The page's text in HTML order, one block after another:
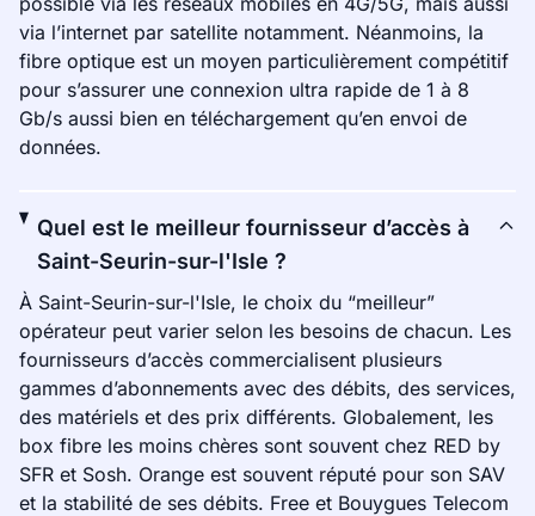
via l’internet par satellite notamment. Néanmoins, la
fibre optique est un moyen particulièrement compétitif
pour s’assurer une connexion ultra rapide de 1 à 8
Gb/s aussi bien en téléchargement qu’en envoi de
données.
Quel est le meilleur fournisseur d’accès à
Saint-Seurin-sur-l'Isle ?
À Saint-Seurin-sur-l'Isle, le choix du “meilleur”
opérateur peut varier selon les besoins de chacun. Les
fournisseurs d’accès commercialisent plusieurs
gammes d’abonnements avec des débits, des services,
des matériels et des prix différents. Globalement, les
box fibre les moins chères sont souvent chez RED by
SFR et Sosh. Orange est souvent réputé pour son SAV
et la stabilité de ses débits. Free et Bouygues Telecom